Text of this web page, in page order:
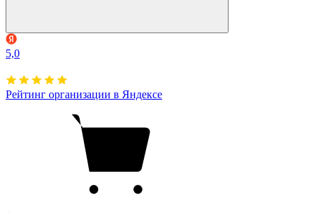
5,0
Рейтинг организации в Яндексе